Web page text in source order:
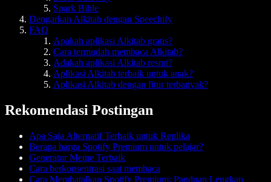
Spark Bible
Dengarkan Alkitab dengan Speechify
FAQ
Apakah aplikasi Alkitab gratis?
Cara termudah membaca Alkitab?
Adakah aplikasi Alkitab resmi?
Aplikasi Alkitab terbaik untuk anak?
Aplikasi Alkitab dengan fitur terbanyak?
Rekomendasi Postingan
Apa Saja Alternatif Terbaik untuk Replika
Berapa harga Spotify Premium untuk pelajar?
Generator Meme Terbaik
Cara berkonsentrasi saat membaca
Cara Membatalkan Spotify Premium: Panduan Lengkap